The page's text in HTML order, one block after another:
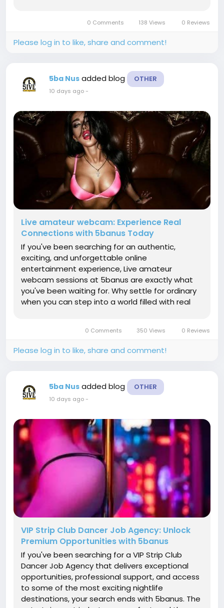
0 Comments 138 Views 0 Reviews
Please log in to like, share and comment!
5ba Nus added blog OTHER
10 days ago-
Live amateur webcam: Experience Real
Connections with 5banus Today
If you've been searching for an authentic,
exciting, and unforgettable online
entertainment experience, Live amateur
webcam sessions at 5banus are exactly what
you've been waiting for. Why settle for ordinary
when you can step into a world filled with real
fresh, making it easier than...
0 Comments 350 Views 0 Reviews
Please log in to like, share and comment!
5ba Nus added blog OTHER
10 days ago-
VIP Strip Club Dancer Job Agency: Unlock
Premium Opportunities with 5banus
If you've been searching for a VIP Strip Club
Dancer Job Agency that delivers exceptional
opportunities, professional support, and access
to some of the most exciting nightlife
destinations, your search ends with 5banus. The